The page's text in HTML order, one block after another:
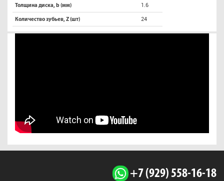
Толщина диска, b (мм) 1.6
Количество зубьев, Z (шт) 24
+7 (929) 558-16-18